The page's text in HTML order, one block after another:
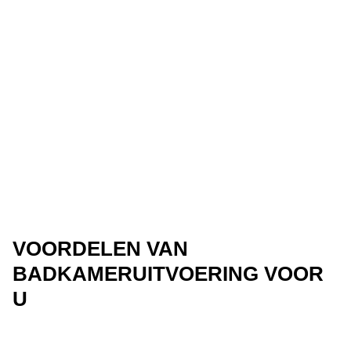
VOORDELEN VAN
BADKAMERUITVOERING VOOR
U